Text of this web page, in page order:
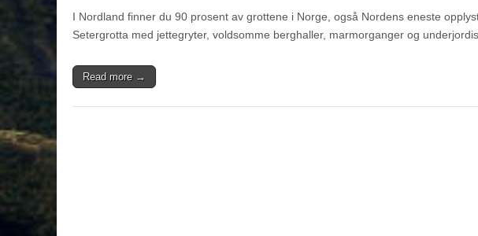
I Nordland finner du 90 prosent av grottene i Norge, også Nordens eneste
Setergrotta med jettegryter, voldsomme berghaller, marmorganger og
Read more →